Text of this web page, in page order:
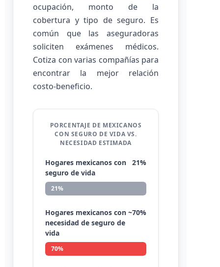
ocupación, monto de la
cobertura y tipo de seguro. Es
común que las aseguradoras
soliciten exámenes médicos.
Cotiza con varias compañías para
encontrar la mejor relación
costo-beneficio.
PORCENTAJE DE MEXICANOS
CON SEGURO DE VIDA VS.
NECESIDAD ESTIMADA
Hogares mexicanos con
seguro de vida
21%
21%
Hogares mexicanos con
necesidad de seguro de
vida
~70%
70%